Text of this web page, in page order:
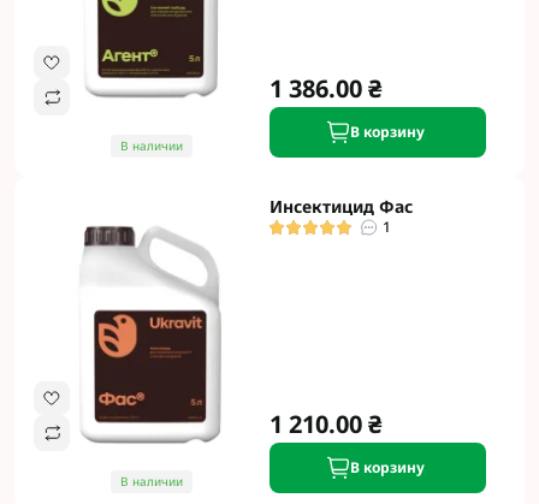
В наличии
1 386.00 ₴
В корзину
В наличии
Инсектицид Фас
1
1 210.00 ₴
В корзину